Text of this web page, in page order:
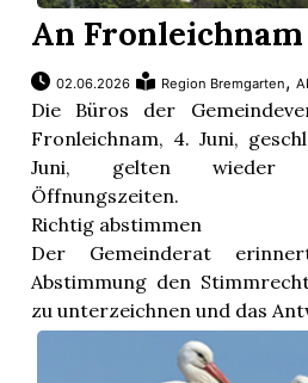
An Fronleichnam
02.06.2026 Region Bremgarten,
Die Büros der
Fronleichnam, 4. Juni,
Juni, gelten wieder
Öffnungszeiten.
Richtig abstimmen
Der Gemeinderat
Abstimmung den
zu unterzeichnen und das